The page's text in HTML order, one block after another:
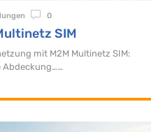
0
SIM
mit M2M Multinetz SIM:
Abdeckung…